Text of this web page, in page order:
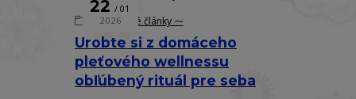
Urobte si z domáceho
pleťového wellnessu
obľúbený rituál pre seba
22
01
2026
⁓ Ostatné články ⁓